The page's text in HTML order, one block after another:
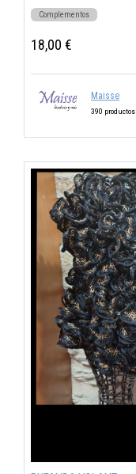
Complementos
18,00 €
Maisse
390 productos